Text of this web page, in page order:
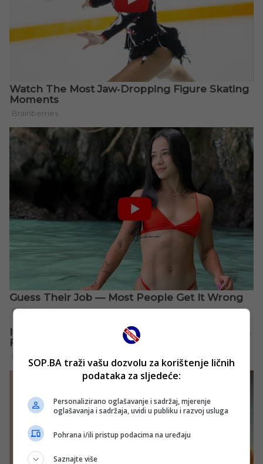
SOP.BA traži vašu dozvolu za korištenje ličnih
podataka za sljedeće:
Personalizirano oglašavanje i sadržaj, mjerenje
oglašavanja i sadržaja, uvidi u publiku i razvoj usluga
Pohrana i/ili pristup podacima na uređaju
Saznajte više